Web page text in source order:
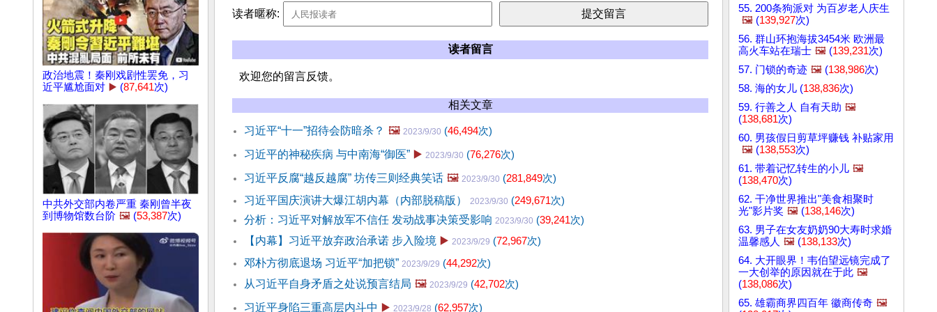
政治地震！秦刚戏剧性罢免，习
近平尴尬面对 ▶️ (87,641次)
中共外交部内卷严重 秦刚曾半夜
到博物馆数台阶 🖼️ (53,387次)
读者暱称:
读者留言
欢迎您的留言反馈。
相关文章
习近平“十一”招待会防暗杀？ 🖼️ 2023/9/30 (46,494次)
习近平的神秘疾病 与中南海“御医” ▶️ 2023/9/30 (76,276次)
习近平反腐“越反越腐” 坊传三则经典笑话 🖼️ 2023/9/30 (281,849次)
习近平国庆演讲大爆江胡内幕（内部脱稿版）
2023/9/30 (249,671次)
分析：习近平对解放军不信任 发动战事决策受影响 2023/9/30 (39,241次)
【内幕】习近平放弃政治承诺 步入险境 ▶️ 2023/9/29 (72,967次)
邓朴方彻底退场 习近平“加把锁” 2023/9/29 (44,292次)
从习近平自身矛盾之处说预言结局 🖼️ 2023/9/29 (42,702次)
习近平身陷三重高层内斗中 ▶️ 2023/9/28 (62,957次)
55. 200条狗派对 为百岁老人庆生
🖼️ (139,927次)
56. 群山环抱海拔3454米 欧洲最
高火车站在瑞士 🖼️ (139,231次)
57. 门锁的奇迹 🖼️ (138,986次)
58. 海的女儿 (138,836次)
59. 行善之人 自有天助 🖼️
(138,681次)
60. 男孩假日剪草坪赚钱 补贴家用
🖼️ (138,553次)
61. 带着记忆转生的小儿 🖼️
(138,470次)
62. 干净世界推出"美食相聚时
光"影片奖 🖼️ (138,146次)
63. 男子在女友奶奶90大寿时求婚
温馨感人 🖼️ (138,133次)
64. 大开眼界！韦伯望远镜完成了
一大创举的原因就在于此 🖼️
(138,086次)
65. 雄霸商界四百年 徽商传奇 🖼️